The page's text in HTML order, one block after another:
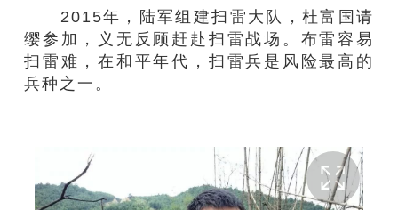
2015年，陆军组建扫雷大队，杜富国请
缨参加，义无反顾赶赴扫雷战场。布雷容易
扫雷难，在和平年代，扫雷兵是风险最高的
兵种之一。